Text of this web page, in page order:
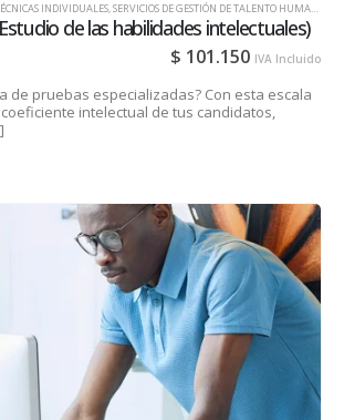
INDIVIDUALES,SERVICIOS DE GESTIÓN DE TALENTO HUMANO PARA EMPRESAS
de las habilidades intelectuales)
de pruebas especializadas? Con esta escala
intelectual de tus candidatos,
$ 101.150 IVA Incluido